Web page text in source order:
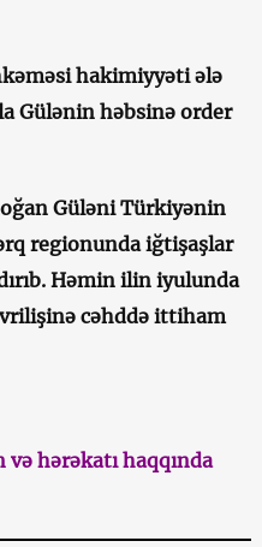
hakimiyyəti ələ
Gülənin həbsinə order
Güləni Türkiyənin
regionunda iğtişaşlar
Həmin ilin iyulunda
cəhddə ittiham
hərəkatı haqqında